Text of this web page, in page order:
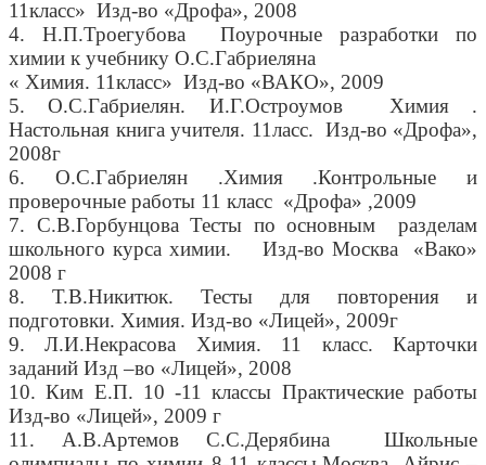
11класс» Изд-во «Дрофа», 2008
4. Н.П.Троегубова Поурочные разработки по
химии к учебнику О.С.Габриеляна
« Химия. 11класс» Изд-во «ВАКО», 2009
5. О.С.Габриелян. И.Г.Остроумов Химия .
Настольная книга учителя. 11ласс. Изд-во «Дрофа»,
2008г
6. О.С.Габриелян .Химия .Контрольные и
проверочные работы 11 класс «Дрофа» ,2009
7. С.В.Горбунцова Тесты по основным разделам
школьного курса химии. Изд-во Москва «Вако»
2008 г
8. Т.В.Никитюк. Тесты для повторения и
подготовки. Химия. Изд-во «Лицей», 2009г
9. Л.И.Некрасова Химия. 11 класс. Карточки
заданий Изд –во «Лицей», 2008
10. Ким Е.П. 10 -11 классы Практические работы
Изд-во «Лицей», 2009 г
11. А.В.Артемов С.С.Дерябина Школьные